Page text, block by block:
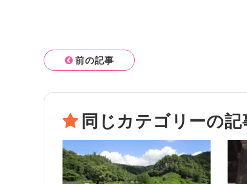
前の記事
同じカテゴリーの記